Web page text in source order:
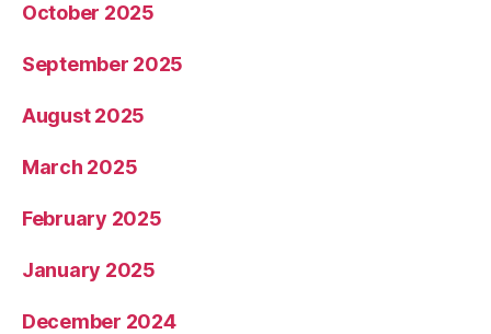
October 2025
September 2025
August 2025
March 2025
February 2025
January 2025
December 2024